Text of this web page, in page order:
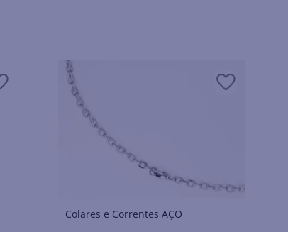
Colares e Correntes AÇO